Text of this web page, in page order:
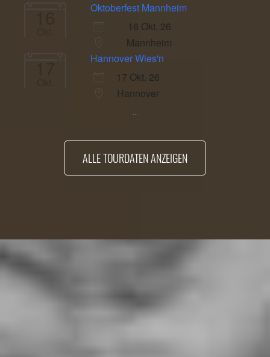
16
Oktoberfest Mannheim
16 Okt. 26
Mannheim
17
Hannover Wies'n
17 Okt. 26
Hannover
...
ALLE TOURDATEN ANZEIGEN